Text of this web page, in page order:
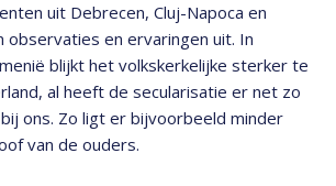
uit Debrecen, Cluj-Napoca en
observaties en ervaringen uit. In
blijkt het volkskerkelijke sterker te
al heeft de secularisatie er net zo
ons. Zo ligt er bijvoorbeeld minder
van de ouders.